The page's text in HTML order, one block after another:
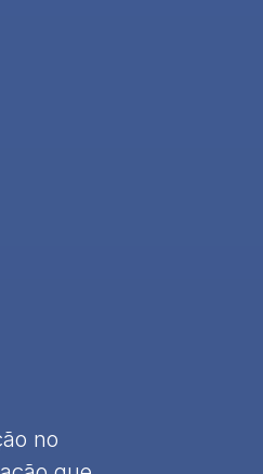
no